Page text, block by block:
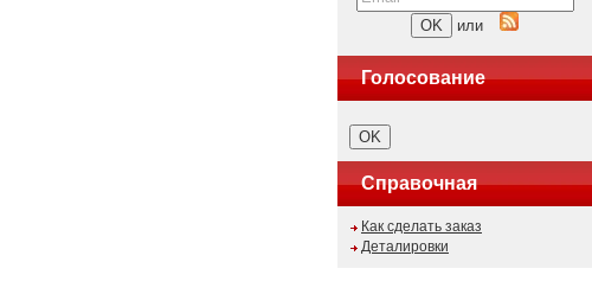
или
Голосование
Справочная
Как сделать заказ
Деталировки